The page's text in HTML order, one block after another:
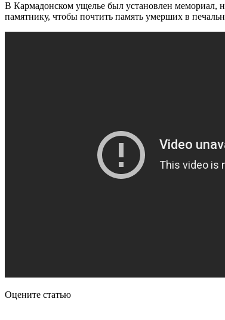
В Кармадонском ущелье был установлен мемориал,
памятнику, чтобы почтить память умерших в
Оцените статью